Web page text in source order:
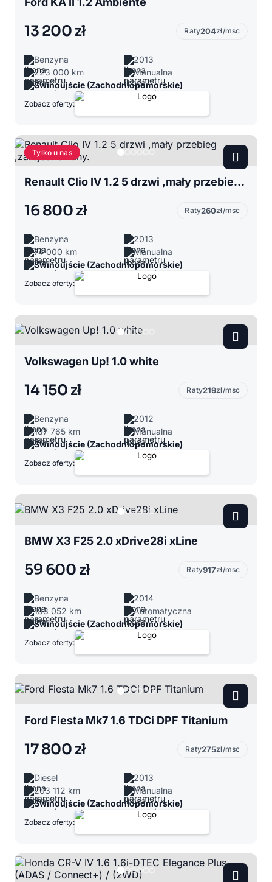
13 200 zł Raty204zł/msc
Benzyna
2013
223 000 km
Manualna
Świnoujście (Zachodniopomorskie)
Zobacz oferty:
Tylko u nas
Renault Clio IV 1.2 5 drzwi ,mały przebieg ,zarejestrowany.
16 800 zł Raty260zł/msc
Benzyna
2013
74 000 km
Manualna
Świnoujście (Zachodniopomorskie)
Zobacz oferty:
Volkswagen Up! 1.0 white
14 150 zł Raty219zł/msc
Benzyna
2012
187 765 km
Manualna
Świnoujście (Zachodniopomorskie)
Zobacz oferty:
BMW X3 F25 2.0 xDrive28i xLine
59 600 zł Raty917zł/msc
Benzyna
2014
193 052 km
Automatyczna
Świnoujście (Zachodniopomorskie)
Zobacz oferty:
Ford Fiesta Mk7 1.6 TDCi DPF Titanium
17 800 zł Raty275zł/msc
Diesel
2013
203 112 km
Manualna
Świnoujście (Zachodniopomorskie)
Zobacz oferty: